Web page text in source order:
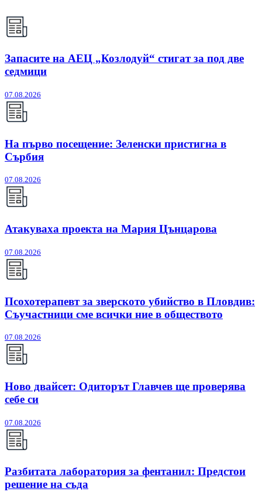
Запасите на АЕЦ „Козлодуй“ стигат за под две
седмици
07.08.2026
На първо посещение: Зеленски пристигна в
Сърбия
07.08.2026
Атакуваха проекта на Мария Цънцарова
07.08.2026
Псохотерапевт за зверското убийство в Пловдив:
Съучастници сме всички ние в обществото
07.08.2026
Ново двайсет: Одиторът Главчев ще проверява
себе си
07.08.2026
Разбитата лаборатория за фентанил: Предстои
решение на съда